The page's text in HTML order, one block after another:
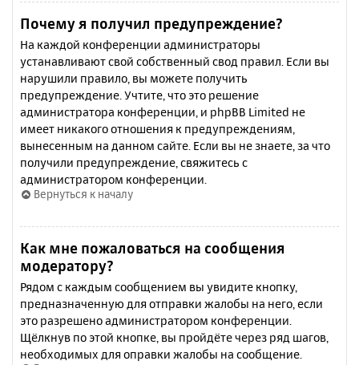
Почему я получил предупреждение?
На каждой конференции администраторы
устанавливают свой собственный свод правил. Если вы
нарушили правило, вы можете получить
предупреждение. Учтите, что это решение
администратора конференции, и phpBB Limited не
имеет никакого отношения к предупреждениям,
вынесенным на данном сайте. Если вы не знаете, за что
получили предупреждение, свяжитесь с
администратором конференции.
Вернуться к началу
Как мне пожаловаться на сообщения
модератору?
Рядом с каждым сообщением вы увидите кнопку,
предназначенную для отправки жалобы на него, если
это разрешено администратором конференции.
Щёлкнув по этой кнопке, вы пройдёте через ряд шагов,
необходимых для оправки жалобы на сообщение.